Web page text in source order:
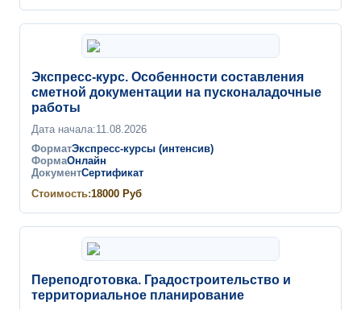
Экспресс-курс. Особенности составления
сметной документации на пусконаладочные
работы
Дата начала:11.08.2026
ФорматЭкспресс-курсы (интенсив)
ФормаОнлайн
ДокументСертификат
Стоимость:18000 Руб
Переподготовка. Градостроительство и
территориальное планирование